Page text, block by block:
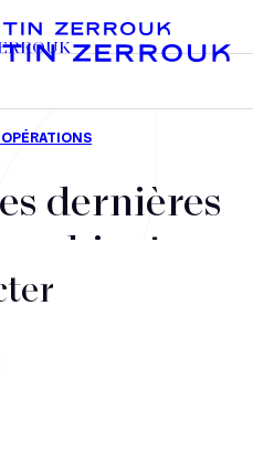
stratégiques
dernières
cabinet,
et nos
jour après